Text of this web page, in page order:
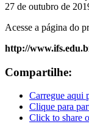
27 de outubro de
Acesse a página do
http://
Compartilhe:
Carregue aqui
Clique para
Click to share